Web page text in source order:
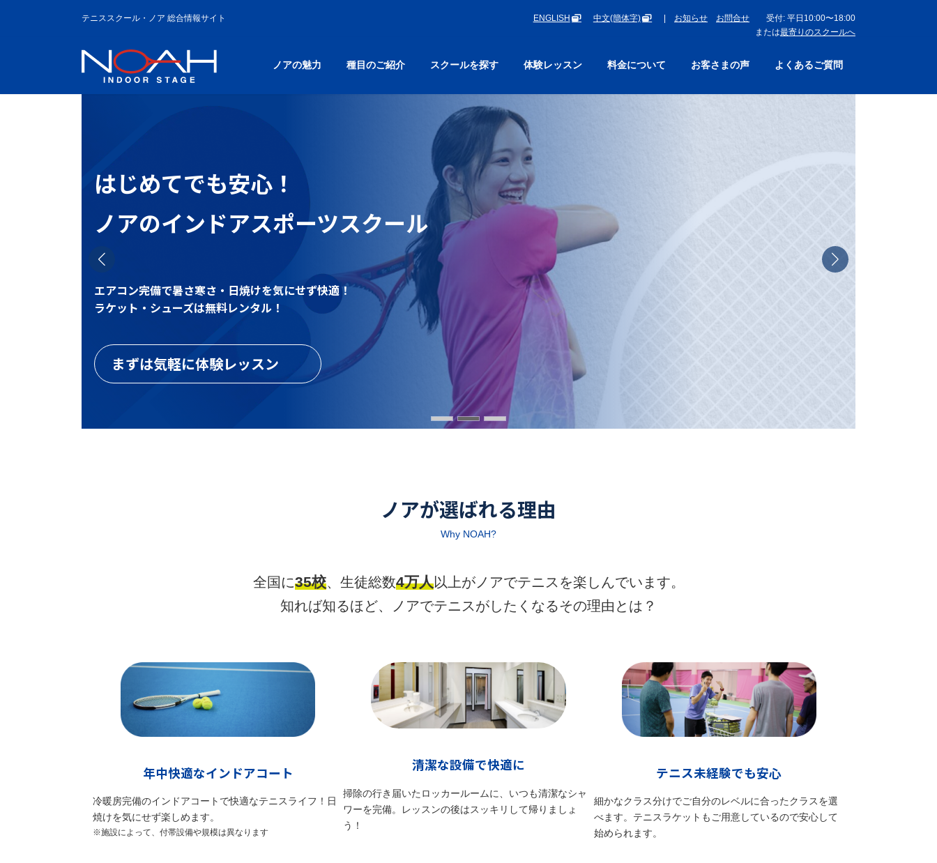
ス
ン
テニススクール・ノア 総合情報サイト ENGLISH 中文(簡体字) お知らせ お問合せ 受付: 平日10:00〜18:00
または最寄りのスクールへ
ノアの魅力 種目のご紹介 スクールを探す 体験レッスン 料金について お客さまの声 よくあるご質問
テニススクール・ノアのテニスは、楽しいテニス！
その秘訣は「ラリーコミュニケーション」です。
はじめてでも安心！
ノアのインドアスポーツスクール
エアコン完備で暑さ寒さ・日焼けを気にせず快適！
ラケット・シューズは無料レンタル！
まずは気軽に体験レッスン
採用サイトはこちら
ノアが選ばれる理由
Why NOAH?
全国に35校、 生徒総数4万人以上がノアでテニスを楽しんでいます。
知れば知るほど、ノアでテニスがしたくなるその理由とは？
年中快適なインドアコート
冷暖房完備のインドアコートで快適なテニスライフ！日
焼けを気にせず楽しめます。
※施設によって、付帯設備や規模は異なります
清潔な設備で快適に
掃除の行き届いたロッカールームに、いつも清潔なシャ
ワーを完備。レッスンの後はスッキリして帰りましょ
う！
テニス未経験でも安心
細かなクラス分けでご自分のレベルに合ったクラスを選
べます。テニスラケットもご用意しているので安心して
始められます。